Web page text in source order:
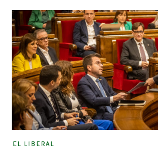
EL LIBERAL